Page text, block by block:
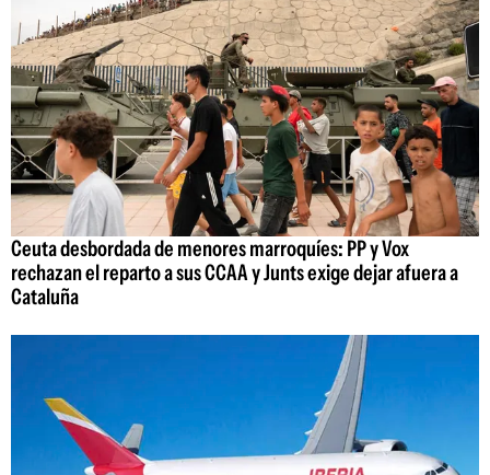
Ceuta desbordada de menores marroquíes: PP y Vox
rechazan el reparto a sus CCAA y Junts exige dejar afuera a
Cataluña